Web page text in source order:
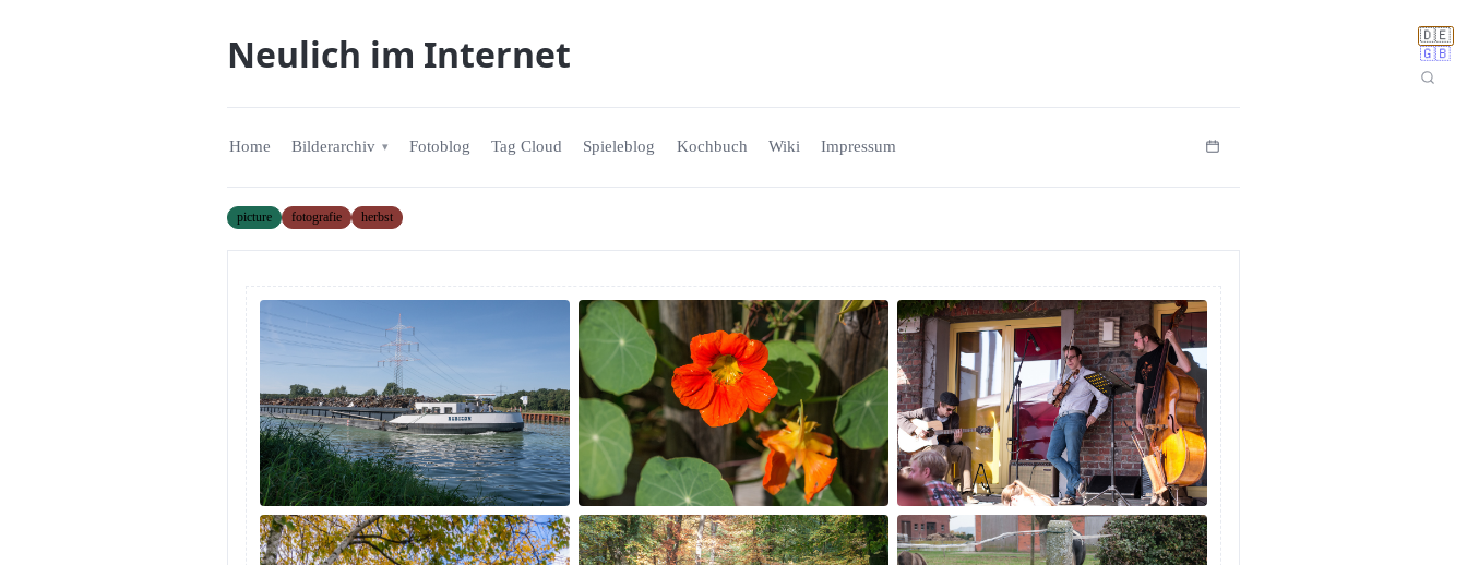
🇩🇪
🇬🇧
Neulich im Internet
Home Bilderarchiv Fotoblog Tag Cloud Spieleblog Kochbuch Wiki Impressum
picture fotografie herbst